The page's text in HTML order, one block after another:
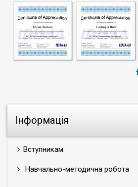
Інформація
Вступникам
Навчально-методична робота